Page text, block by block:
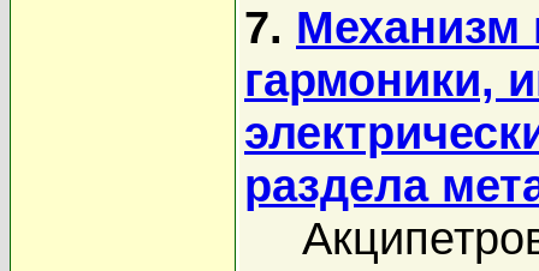
7. Механизм
гармоники,
раздела